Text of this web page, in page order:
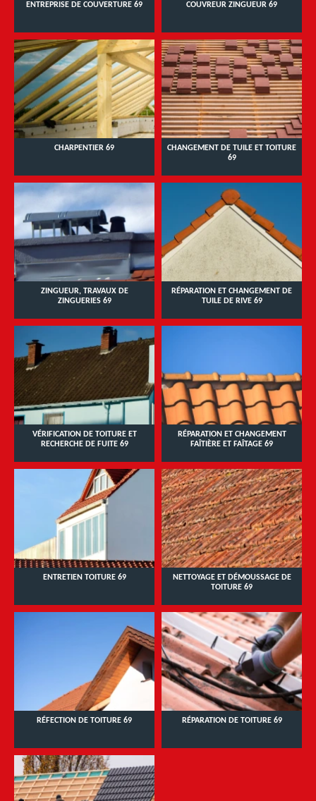
ENTREPRISE DE COUVERTURE 69 COUVREUR ZINGUEUR 69
CHARPENTIER 69
CHANGEMENT DE TUILE ET TOITURE
69
ZINGUEUR, TRAVAUX DE
ZINGUERIES 69
RÉPARATION ET CHANGEMENT DE
TUILE DE RIVE 69
VÉRIFICATION DE TOITURE ET
RECHERCHE DE FUITE 69
RÉPARATION ET CHANGEMENT
FAÎTIÈRE ET FAÎTAGE 69
ENTRETIEN TOITURE 69
NETTOYAGE ET DÉMOUSSAGE DE
TOITURE 69
RÉFECTION DE TOITURE 69 RÉPARATION DE TOITURE 69